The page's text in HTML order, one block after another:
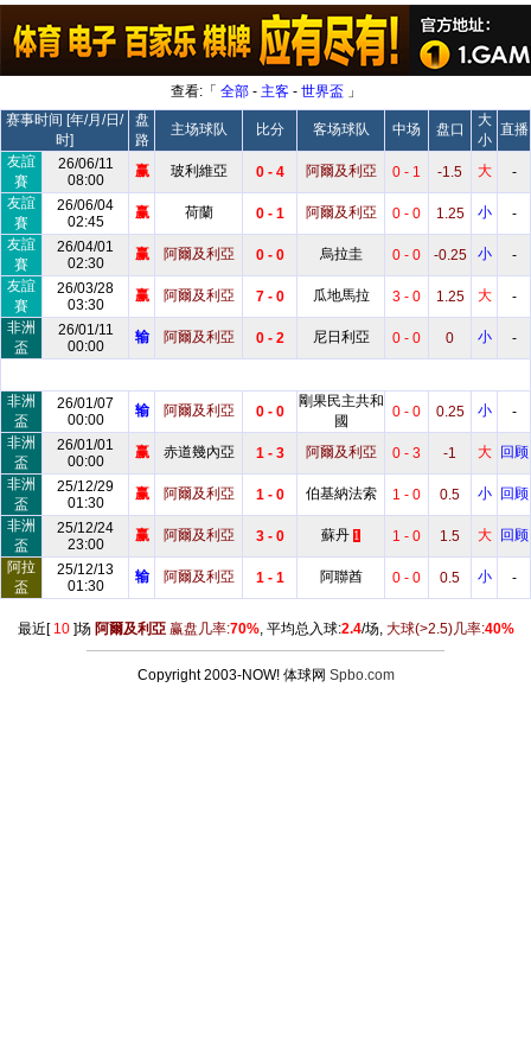
查看:「 全部- 主客- 世界盃 」
赛事时间 [年/月/日/
时]
盘
路
主场球队 比分 客场球队 中场 盘口
大
小
直播
友誼
賽
26/06/11
08:00
赢 玻利維亞 0 - 4 阿爾及利亞 0 - 1 -1.5 大
-
友誼
賽
26/06/04
02:45
赢 荷蘭 0 - 1 阿爾及利亞 0 - 0 1.25 小
-
友誼
賽
26/04/01
02:30
赢 阿爾及利亞 0 - 0 烏拉圭 0 - 0 -0.25 小
-
友誼
賽
26/03/28
03:30
赢 阿爾及利亞 7 - 0 瓜地馬拉 3 - 0 1.25 大
-
非洲
盃
26/01/11
00:00
输 阿爾及利亞 0 - 2 尼日利亞 0 - 0 0 小 -
非洲
盃
26/01/07
00:00
输 阿爾及利亞 0 - 0
剛果民主共和
國
0 - 0 0.25 小
-
非洲
盃
26/01/01
00:00
赢 赤道幾內亞 1 - 3 阿爾及利亞 0 - 3 -1 大
回顾
非洲
盃
25/12/29
01:30
赢 阿爾及利亞 1 - 0 伯基納法索 1 - 0 0.5 小
回顾
非洲
盃
25/12/24
23:00
赢 阿爾及利亞 3 - 0 蘇丹 1 1 - 0 1.5 大
回顾
阿拉
盃
25/12/13
01:30
输 阿爾及利亞 1 - 1 阿聯酋 0 - 0 0.5 小 -
最近[ 10]场 阿爾及利亞赢盘几率:70%, 平均总入球:2.4/场, 大球(>2.5)几率:40%
Copyright 2003-NOW! 体球网 Spbo.com